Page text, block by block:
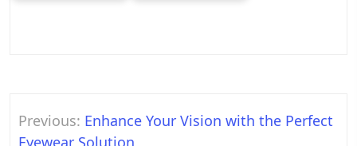
Post
navigation
Previous: Enhance Your Vision with the Perfect
Eyewear Solution